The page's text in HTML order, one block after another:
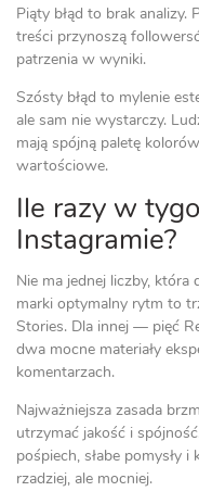
Piąty błąd to brak
treści przynoszą
patrzenia w wyniki.
Szósty błąd to mylenie
ale sam nie wystarczy.
mają spójną paletę
wartościowe.
Ile razy w
Instagramie?
Nie ma jednej liczby, która
marki optymalny rytm to
Stories. Dla innej — pięć
dwa mocne materiały
komentarzach.
Najważniejsza zasada
utrzymać jakość i
pośpiech, słabe pomysły
rzadziej, ale mocniej.